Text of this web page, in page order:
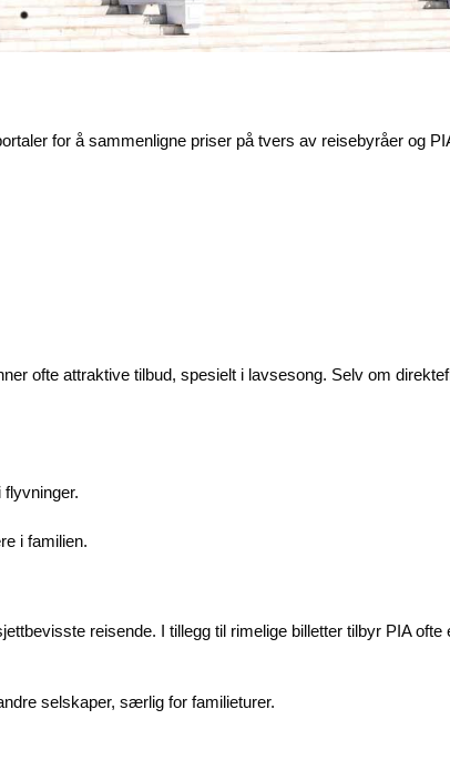
for å sammenligne priser på tvers av reisebyråer og
ofte attraktive tilbud, spesielt i lavsesong. Selv om
i familien.
reisende. I tillegg til rimelige billetter tilbyr PIA
selskaper, særlig for familieturer.